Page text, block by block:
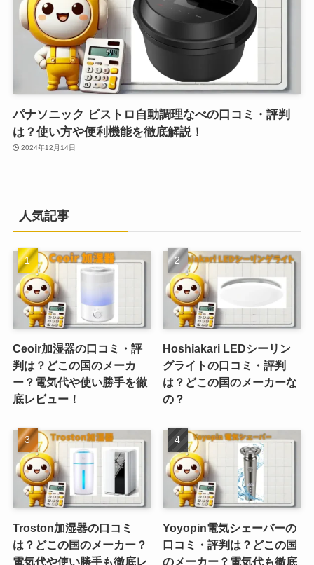
パナソニック ビストロ自動調理なべの口コミ・評判
は？使い方や便利機能を徹底解説！
2024年12月14日
人気記事
Ceoir加湿器の口コミ・評
判は？どこの国のメーカ
ー？電気代や使い勝手を徹
底レビュー！
Hoshiakari LEDシーリン
グライトの口コミ・評判
は？どこの国のメーカーな
の？
Troston加湿器の口コミ
は？どこの国のメーカー？
電気代や使い勝手も徹底レ
Yoyopin電気シェーバーの
口コミ・評判は？どこの国
のメーカー？電気代も徹底